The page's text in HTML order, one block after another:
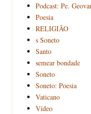
Podcast: Pe.
Poesia
RELIGIÃO
s Soneto
Santo
semear bondade
Soneto
Soneto: Poesia
Vaticano
Vídeo